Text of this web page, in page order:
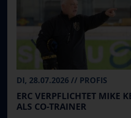
DI, 28.07.2026 // PROFIS
ERC VERPFLICHTET MIKE
ALS CO-TRAINER